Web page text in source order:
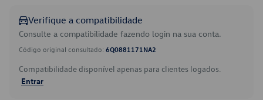
Verifique a compatibilidade
Consulte a compatibilidade fazendo login na sua conta.
Código original consultado: 6Q0881171NA2
Compatibilidade disponível apenas para clientes logados.
Entrar